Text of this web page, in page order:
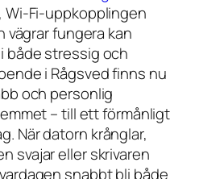
Wi-Fi-uppkopplingen
vägrar fungera kan
både stressig och
i Rågsved finns nu
och personlig
– till ett förmånligt
När datorn krånglar,
svajar eller skrivaren
snabbt bli både